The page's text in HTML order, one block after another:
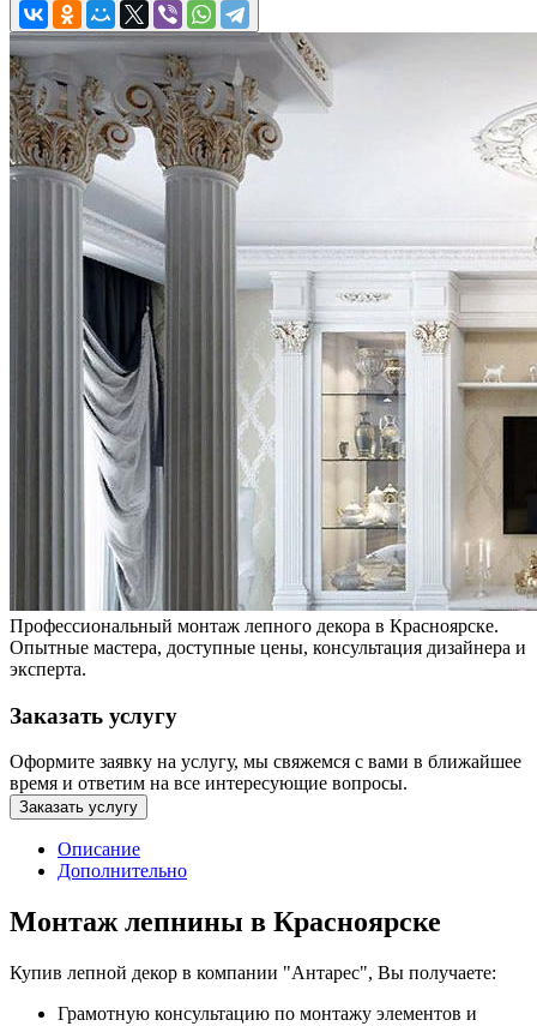
Профессиональный монтаж лепного декора в Красноярске.
Опытные мастера, доступные цены, консультация дизайнера и
эксперта.
Заказать услугу
Оформите заявку на услугу, мы свяжемся с вами в ближайшее
время и ответим на все интересующие вопросы.
Заказать услугу
Описание
Дополнительно
Монтаж лепнины в Красноярске
Купив лепной декор в компании "Антарес", Вы получаете:
Грамотную консультацию по монтажу элементов и